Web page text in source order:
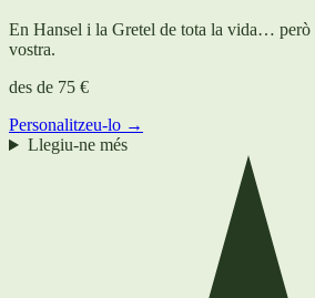
En Hansel i la Gretel de tota la vida… però
vostra.
des de 75 €
Personalitzeu-lo →
Llegiu-ne més